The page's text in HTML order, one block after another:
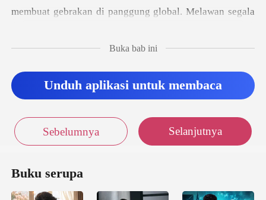
membuat gebrak
Buka bab ini
Unduh aplikasi untuk membaca
Sebelumnya Selanjutnya
Buku serupa